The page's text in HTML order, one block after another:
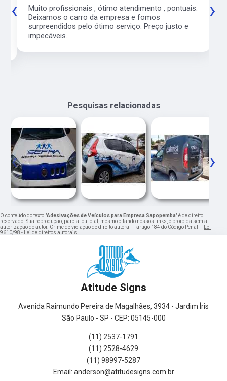
Muito profissionais , ótimo atendimento , pontuais.
Deixamos o carro da empresa e fomos
surpreendidos pelo ótimo serviço. Preço justo e
impecáveis.
‹ ›
Pesquisas relacionadas
‹ ›
O conteúdo do texto "Adesivações de Veículos para Empresa Sapopemba" é de direito
reservado. Sua reprodução, parcial ou total, mesmo citando nossos links, é proibida sem a
autorização do autor. Crime de violação de direito autoral – artigo 184 do Código Penal – Lei
9610/98 - Lei de direitos autorais.
Atitude Signs
Avenida Raimundo Pereira de Magalhães, 3934 - Jardim Íris
São Paulo - SP - CEP: 05145-000
(11) 2537-1791
(11) 2528-4629
(11) 98997-5287